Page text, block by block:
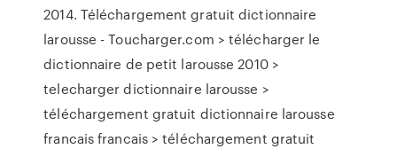
2014. Téléchargement gratuit dictionnaire
larousse - Toucharger.com > télécharger le
dictionnaire de petit larousse 2010 >
telecharger dictionnaire larousse >
téléchargement gratuit dictionnaire larousse
francais francais > téléchargement gratuit